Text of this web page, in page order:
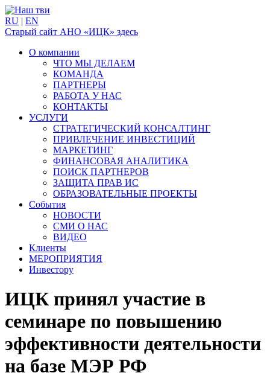
RU | EN
Старый сайт АНО «ИЦК» здесь
О компании
ЧТО МЫ ДЕЛАЕМ
КОМАНДА
ПАРТНЕРЫ
РАБОТА У НАС
КОНТАКТЫ
УСЛУГИ
СТРАТЕГИЧЕСКИЙ КОНСАЛТИНГ
ПРИВЛЕЧЕНИЕ ИНВЕСТИЦИЙ
МАРКЕТИНГ
ФИНАНСОВАЯ АНАЛИТИКА
ПОИСК ПАРТНЕРОВ
ЗАЩИТА ПРАВ ИС
ОБРАЗОВАТЕЛЬНЫЕ ПРОЕКТЫ
События
НОВОСТИ
СМИ О НАС
ВИДЕО
Клиенты
МЕРОПРИЯТИЯ
Инвестору
ИЦК принял участие в
семинаре по повышению
эффективности деятельности
на базе МЭР РФ